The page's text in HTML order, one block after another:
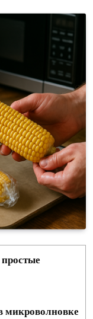
микроволновке